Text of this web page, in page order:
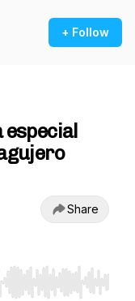
+ Follow
Share
End to jump to